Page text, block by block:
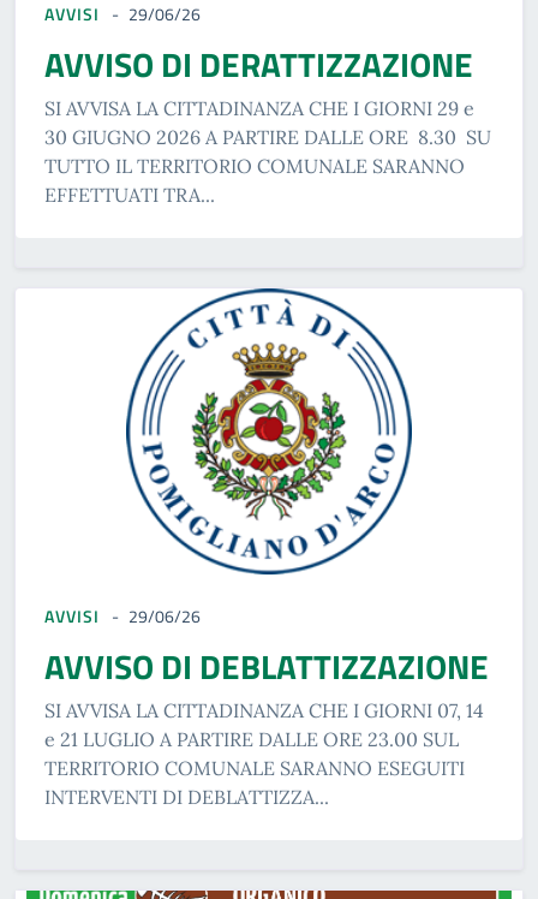
AVVISI 29/06/26
AVVISO DI DERATTIZZAZIONE
SI AVVISA LA CITTADINANZA CHE I GIORNI 29 e
30 GIUGNO 2026 A PARTIRE DALLE ORE 8.30 SU
TUTTO IL TERRITORIO COMUNALE SARANNO
EFFETTUATI TRA...
AVVISI 29/06/26
AVVISO DI DEBLATTIZZAZIONE
SI AVVISA LA CITTADINANZA CHE I GIORNI 07, 14
e 21 LUGLIO A PARTIRE DALLE ORE 23.00 SUL
TERRITORIO COMUNALE SARANNO ESEGUITI
INTERVENTI DI DEBLATTIZZA...